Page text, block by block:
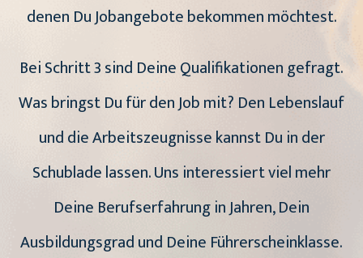
denen Du Jobangebote bekommen möchtest.
Bei Schritt 3 sind Deine Qualifikationen gefragt.
Was bringst Du für den Job mit? Den Lebenslauf
und die Arbeitszeugnisse kannst Du in der
Schublade lassen. Uns interessiert viel mehr
Deine Berufserfahrung in Jahren, Dein
Ausbildungsgrad und Deine Führerscheinklasse.